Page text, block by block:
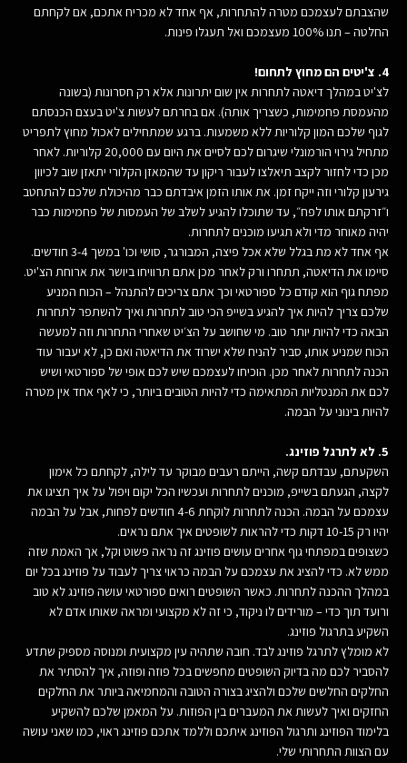
שהצבתם לעצמכם מטרה להתחרות, אף אחד לא מכריח אתכם, אם לקחתם
החלטה – תנו 100% מעצמכם ואל תעגלו פינות.
4. צ'יטים הם מחוץ לתחום!
לצ'יט במהלך דיאטה לתחרות אין שום יתרונות אלא רק חסרונות (בשונה
מהעמסת פחמימות, כשצריך אותה). אם בחרתם לעשות צ'יט בעצם הכנסתם
לגוף שלכם המון קלוריות ללא משמעות. ברגע שמתחילים לאכול מחוץ לתפריט
מתחיל גירוי הורמונלי שיגרום לכם לסיים את היום עם 20,000 קלוריות. לאחר
מכן כדי לחזור לקצב תיאלצו לעבור ריקון עד שהמאזן הקלורי יתאזן שוב לכיוון
גירעון קלורי וזה ייקח זמן. את אותו הזמן איבדתם כבר מהיכולת שלכם להתחטב
ו״זרקתם אותו לפח״, עד שתוכלו להגיע לשלב של העמסות של פחמימות כבר
יהיה מאוחר מדי ולא תגיעו מוכנים לתחרות.
אף אחד לא מת בגלל שלא אכל פיצה, המבורגר, סושי וכו' במשך 3-4 חודשים.
סיימו את הדיאטה, תתחרו ורק לאחר מכן אתם תרוויחו ביושר את ארוחת הצ'יט.
מפתח גוף הוא קודם כל ספורטאי וכך אתם צריכים להתנהל – הכוח המניע
שלכם צריך להיות איך להגיע בשייפ הכי טוב לתחרות ואיך להשתפר לתחרות
הבאה כדי להיות יותר טוב. מי שחושב על הצ׳יט שאחרי התחרות וזה למעשה
הכוח שמניע אותו, סביר להניח שלא ישרוד את הדיאטה ואם כן, לא יעבור עוד
הכנה לתחרות לאחר מכן. הוכיחו לעצמכם שיש לכם אופי של ספורטאי ושיש
לכם את המנטליות המתאימה כדי להיות הטובים ביותר, כי לאף אחד אין מטרה
להיות בינוני על הבמה.
5. לא לתרגל פוזינג.
השקעתם, עבדתם קשה, הייתם רעבים מבוקר עד לילה, לקחתם כל אימון
לקצה, הגעתם בשייפ, מוכנים לתחרות ועכשיו הכל יקום ויפול על איך תציגו את
עצמכם על הבמה. הכנה לתחרות לוקחת 4-6 חודשים לפחות, אבל על הבמה
יהיו רק 10-15 דקות כדי להראות לשופטים איך אתם נראים.
כשצופים במפתחי גוף אחרים עושים פוזינג זה נראה פשוט וקל, אך האמת שזה
ממש לא. כדי להציג את עצמכם על הבמה כראוי צריך לעבוד על פוזינג בכל יום
במהלך ההכנה לתחרות. כאשר השופטים רואים ספורטאי עושה פוזינג לא טוב
ורועד תוך כדי – מורידים לו ניקוד, כי זה לא מקצועי ומראה שאותו אדם לא
השקיע בתרגול פוזינג.
לא מומלץ לתרגל פוזינג לבד. חובה שתהיה עין מקצועית ומנוסה מספיק שתדע
להסביר לכם מה בדיוק השופטים מחפשים בכל פוזה ופוזה, איך להסתיר את
החלקים החלשים שלכם ולהציג בצורה הטובה והמחמיאה ביותר את החלקים
החזקים ואיך לעשות את המעברים בין הפוזות. על המאמן שלכם להשקיע
בלימוד הפוזינג ותרגול הפוזינג איתכם וללמד אתכם פוזינג ראוי, כמו שאני עושה
עם הצוות התחרותי שלי.